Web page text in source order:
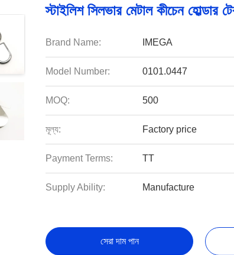
স্টাইলিশ সিলভার মেটাল কীচেন হোল্ডার
Brand Name: IMEGA
Model Number: 0101.0447
MOQ: 500
মূল্য: Factory price
Payment Terms: TT
Supply Ability: Manufacture
সেরা দাম পান